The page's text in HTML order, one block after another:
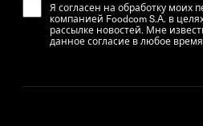
Я согласен на обработку моих
компанией Foodcom S.A. в
рассылке новостей. Мне
данное согласие в любое